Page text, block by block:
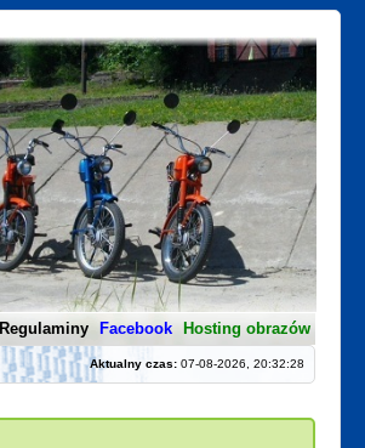
Regulaminy Facebook Hosting obrazów
Aktualny czas:07-08-2026, 20:32:28